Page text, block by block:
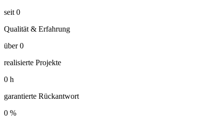
seit 0
Qualität & Erfahrung
über 0
realisierte Projekte
0 h
garantierte Rückantwort
0 %